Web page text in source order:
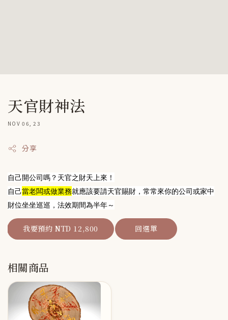
天官財神法
NOV 06, 23
分享
自己開公司嗎？天官之財天上來！
自己當老闆或做業務就應該要請天官賜財，常常來你的公司或家中
財位坐坐巡巡，法效期間為半年～
我要預約 NTD 12,800 回選單
相關商品